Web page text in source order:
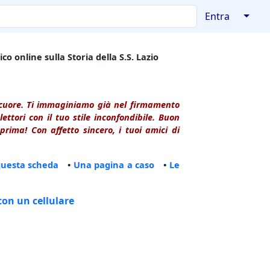
Entra ↓
online sulla Storia della S.S. Lazio
Ti immaginiamo già nel firmamento
con il tuo stile inconfondibile. Buon
Con affetto sincero, i tuoi amici di
scheda • Una pagina a caso • Le
un cellulare